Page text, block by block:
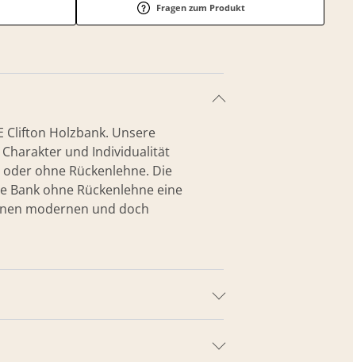
Fragen zum Produkt
Clifton Holzbank. Unsere
und Individualität
ohne Rückenlehne. Die
ohne Rückenlehne eine
modernen und doch